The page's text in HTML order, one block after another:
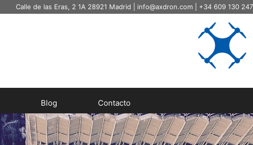
Calle de las Eras, 2 1A 28921 Madrid | info@axdron.com | +34 609 130 247
Blog Contacto